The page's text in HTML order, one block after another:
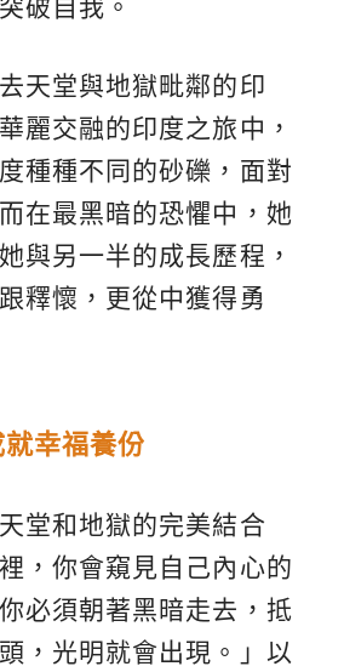
破自我。
天堂與地獄毗鄰的印
麗交融的印度之旅中，
種種不同的砂礫，面對
在最黑暗的恐懼中，她
與另一半的成長歷程，
釋懷，更從中獲得勇
幸福養份
堂和地獄的完美結合
，你會窺見自己內心的
必須朝著黑暗走去，抵
，光明就會出現。」以